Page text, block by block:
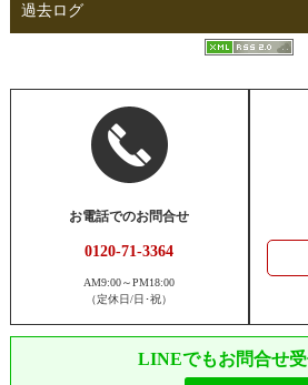
過去ログ
お電話でのお問合せ
0120-71-3364
AM9:00～PM18:00
（定休日/日･祝）
LINEでもお問合せ受